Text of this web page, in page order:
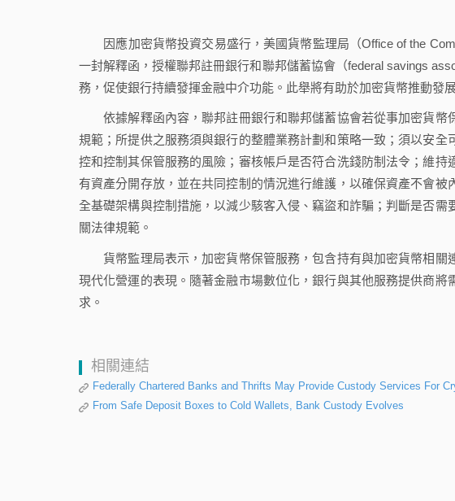
因應加密貨幣投資交易盛行，美國貨幣監理局（Office of the
一封解釋函，授權聯邦註冊銀行和聯邦儲蓄協會（federal savings
務，促使銀行持續發揮金融中介功能。此舉將有助於加密貨幣推動發展
依據解釋函內容，聯邦註冊銀行和聯邦儲蓄協會若從事加密貨幣
規範；所提供之服務須與銀行的整體業務計劃和策略一致；須以安
控和控制其保管服務的風險；審核帳戶是否符合洗錢防制法令；維
有資產分開存放，並在共同控制的情況進行維護，以確保資產不會
全基礎架構與控制措施，以減少駭客入侵、竊盜和詐騙；判斷是否
關法律規範。
貨幣監理局表示，加密貨幣保管服務，包含持有與加密貨幣相關
現代化營運的表現。隨著金融市場數位化，銀行與其他服務提供商
求。
相關連結
Federally Chartered Banks and Thrifts May Provide Custody Services For
From Safe Deposit Boxes to Cold Wallets, Bank Custody Evolves